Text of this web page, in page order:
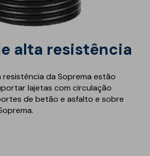
alta resistência
da Soprema estão
lajetas com circulação
de betão e asfalto e sobre